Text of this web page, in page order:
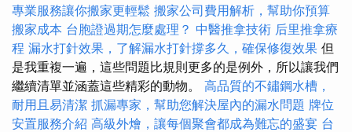
專業服務讓你搬家更輕鬆 搬家公司費用解析，幫助你預算
搬家成本 台胞證過期怎麼處理？ 中醫推拿技術 后里推拿療
程 漏水打針效果，了解漏水打針撐多久，確保修復效果 但
是我重複一遍，這些問題比規則更多的是例外，所以讓我們
繼續清單並涵蓋這些精彩的動物。 高品質的不鏽鋼水槽，
耐用且易清潔 抓漏專家，幫助您解決屋內的漏水問題 牌位
安置服務介紹 高級外燴，讓每個聚會都成為難忘的盛宴 台